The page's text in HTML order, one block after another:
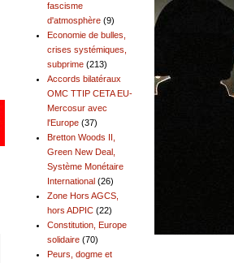
fascisme
d'atmosphère (9)
Economie de bulles,
crises systémiques,
subprime (213)
Accords bilatéraux
OMC TTIP CETA EU-
Mercosur avec
l'Europe (37)
Bretton Woods II,
Green New Deal,
Système Monétaire
International (26)
Zone Hors AGCS,
hors ADPIC (22)
Constitution, Europe
solidaire (70)
Peurs, dogme et